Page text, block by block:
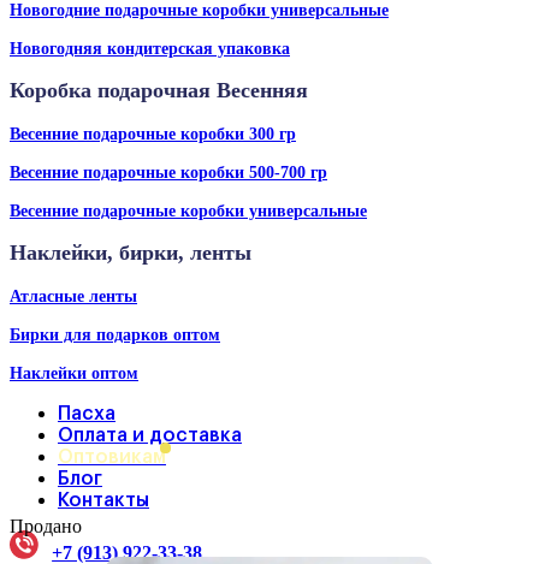
Новогодние подарочные коробки универсальные
Новогодняя кондитерская упаковка
Коробка подарочная Весенняя
Весенние подарочные коробки 300 гр
Весенние подарочные коробки 500-700 гр
Весенние подарочные коробки универсальные
Наклейки, бирки, ленты
Атласные ленты
Бирки для подарков оптом
Наклейки оптом
Пасха
Оплата и доставка
Оптовикам
Блог
Контакты
+7 (913) 922-33-38
Продано